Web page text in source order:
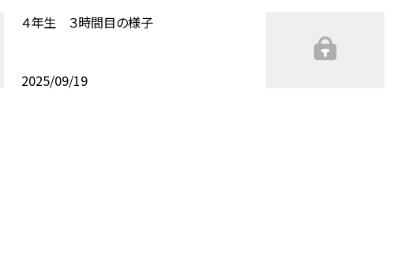
４年生 ３時間目の様子
2025/09/19